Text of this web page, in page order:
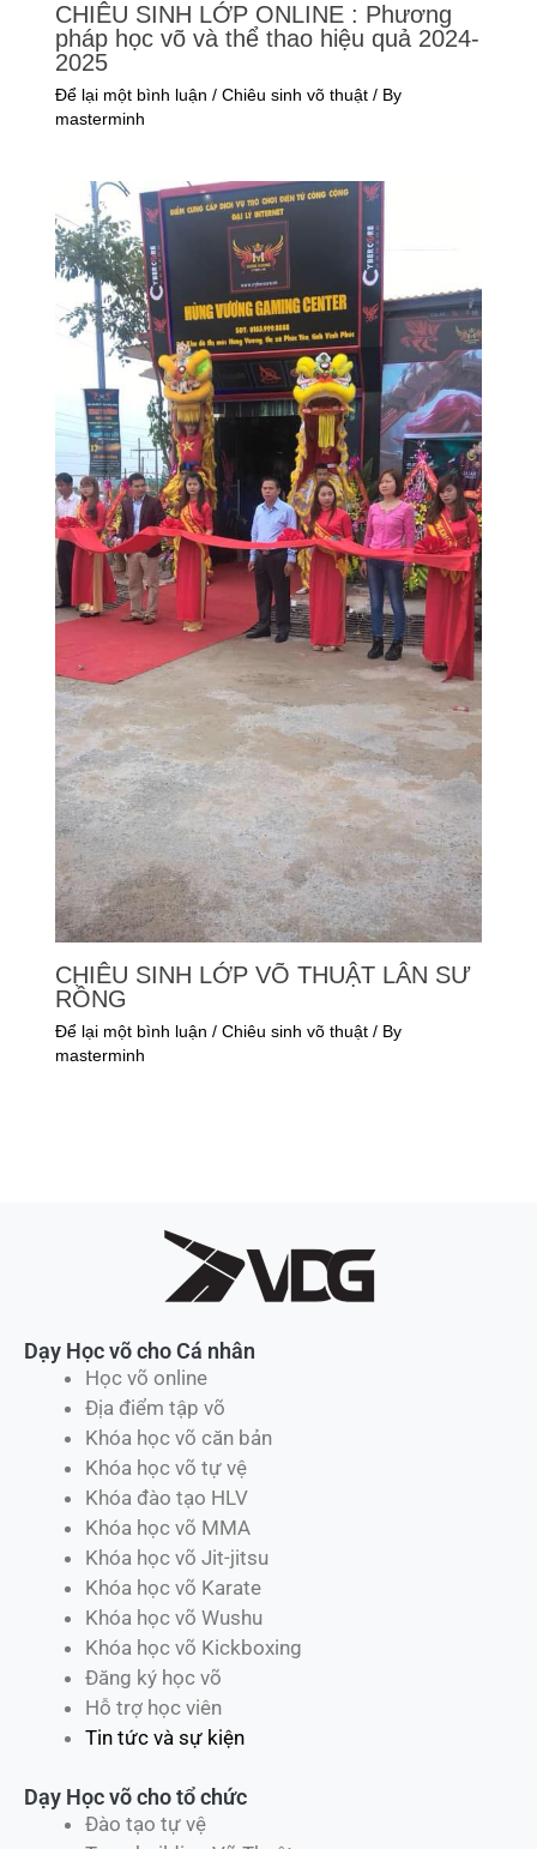
CHIÊU SINH LỚP ONLINE : Phương
pháp học võ và thể thao hiệu quả 2024-
2025
Để lại một bình luận / Chiêu sinh võ thuật/ By
masterminh
CHIÊU SINH LỚP VÕ THUẬT LÂN SƯ
RỒNG
Để lại một bình luận / Chiêu sinh võ thuật/ By
masterminh
Dạy Học võ cho Cá nhân
Học võ online
Địa điểm tập võ
Khóa học võ căn bản
Khóa học võ tự vệ
Khóa đào tạo HLV
Khóa học võ MMA
Khóa học võ Jit-jitsu
Khóa học võ Karate
Khóa học võ Wushu
Khóa học võ Kickboxing
Đăng ký học võ
Hỗ trợ học viên
Tin tức và sự kiện
Dạy Học võ cho tổ chức
Đào tạo tự vệ